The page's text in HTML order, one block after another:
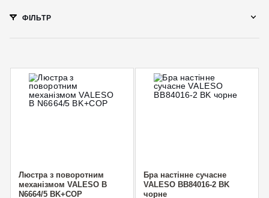
ФІЛЬТР
Люстра з поворотним
механізмом VALESO B
N6664/5 BK+COP
Бра настінне сучасне
VALESO BB84016-2 BK
чорне